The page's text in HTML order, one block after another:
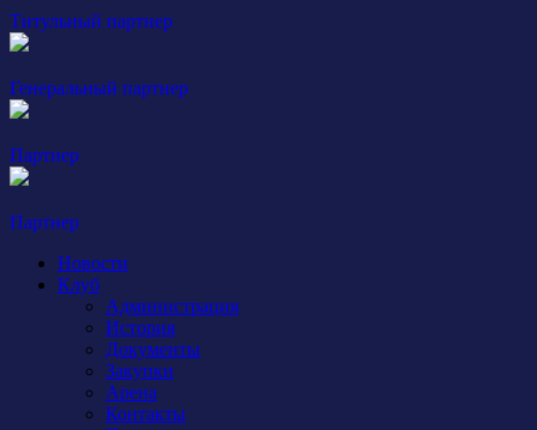
Титульный партнер
Генеральный партнер
Партнер
Партнер
Новости
Клуб
Администрация
История
Документы
Закупки
Арена
Контакты